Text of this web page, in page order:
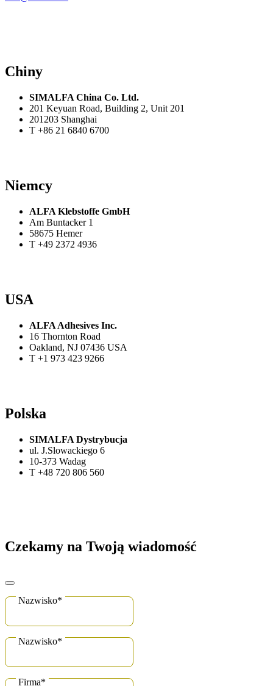
Chiny
SIMALFA China Co. Ltd.
201 Keyuan Road, Building 2, Unit 201
201203 Shanghai
T +86 21 6840 6700
Niemcy
ALFA Klebstoffe GmbH
Am Buntacker 1
58675 Hemer
T +49 2372 4936
USA
ALFA Adhesives Inc.
16 Thornton Road
Oakland, NJ 07436 USA
T +1 973 423 9266
Polska
SIMALFA Dystrybucja
ul. J.Slowackiego 6
10-373 Wadag
T +48 720 806 560
Czekamy na Twoją wiadomość
Nazwisko*
Nazwisko*
Firma*